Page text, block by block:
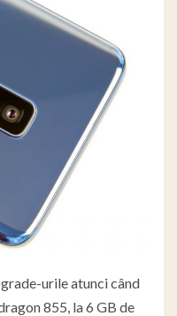
urile atunci când
855, la 6 GB de